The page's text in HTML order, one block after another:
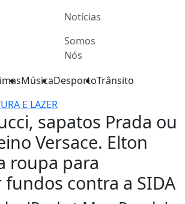
Notícias
Somos
Nós
MúsicaDesportoTrânsito
E LAZER
sapatos Prada ou
Versace. Elton
roupa para
contra a SIDA